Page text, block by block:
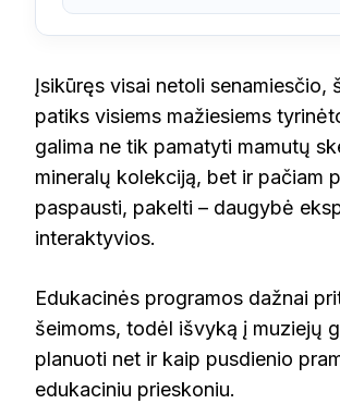
Įsikūręs visai netoli senamiesčio,
patiks visiems mažiesiems
galima ne tik pamatyti mamutų
mineralų kolekciją, bet ir pačiam
paspausti, pakelti – daugybė
interaktyvios.
Edukacinės programos dažnai
šeimoms, todėl išvyką į muziejų
planuoti net ir kaip pusdienio
edukaciniu prieskoniu.